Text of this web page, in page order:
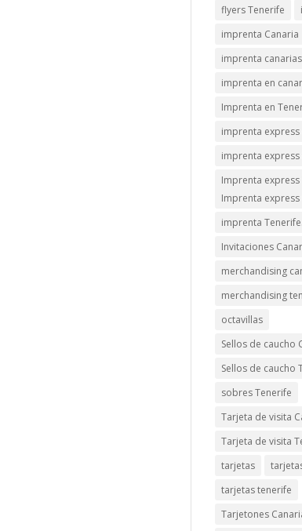
flyers Tenerife
imprenta Canaria
imprenta canarias
imprenta en
Imprenta en
imprenta express
imprenta
Imprenta express
Imprenta express
imprenta Tenerife.
Invitaciones
merchandising
merchandising
octavillas
Sellos de caucho
Sellos de caucho
sobres Tenerife
Tarjeta de visita
Tarjeta de visita
tarjetas
tarjetas tenerife
Tarjetones